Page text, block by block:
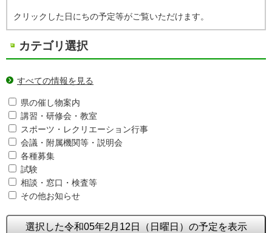
クリックした日にちの予定等がご覧いただけます。
カテゴリ選択
すべての情報を見る
県の催し物案内
講習・研修会・教室
スポーツ・レクリエーション行事
会議・附属機関等・説明会
各種募集
試験
相談・窓口・検査等
その他お知らせ
選択した令和05年2月12日（日曜日）の予定を表示